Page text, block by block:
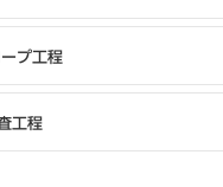
プ工程
工程